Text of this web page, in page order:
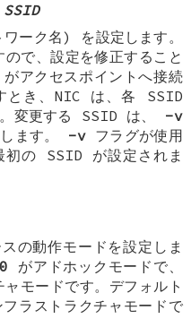
SSID
ーク名) を設定します。
で、設定を修正すること
アクセスポイントへ接続
とき、NIC は、各 SSID
。変更する SSID は、 -v
ます。 -vフラグが使用
初の SSID が設定されま
動作モードを設定しま
0 がアドホックモードで、
モードです。デフォルト
ラストラクチャモードで